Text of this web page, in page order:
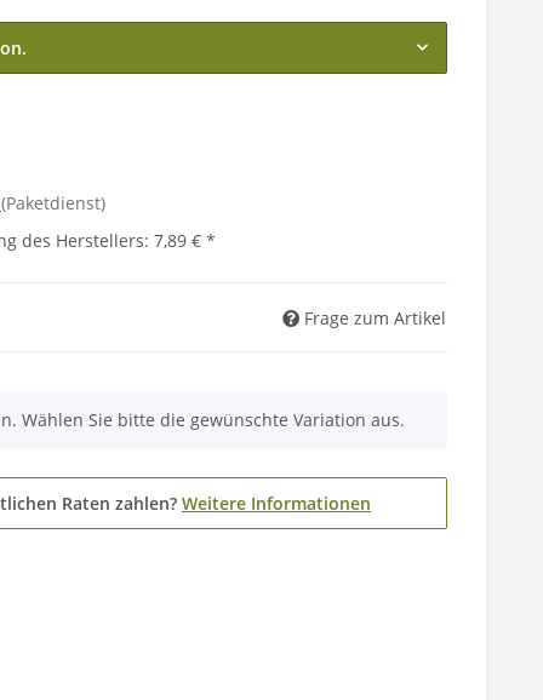
(Paketdienst)
des Herstellers: 7,89 € *
Frage zum Artikel
Wählen Sie bitte die gewünschte Variation aus.
Raten zahlen? Weitere Informationen